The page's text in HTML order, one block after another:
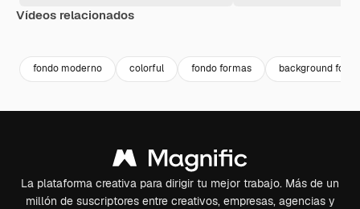
Vídeos relacionados
fondo moderno colorful fondo formas background
La plataforma creativa para dirigir tu mejor trabajo. Más de un
millón de suscriptores entre creativos, empresas, agencias y